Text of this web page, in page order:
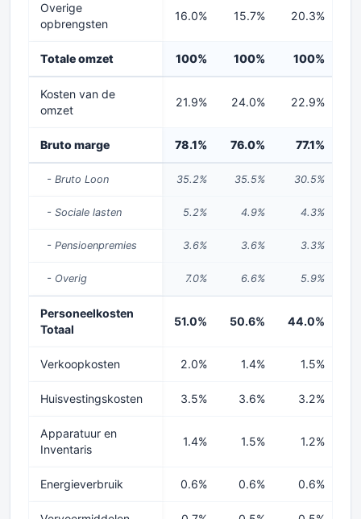
Overige
opbrengsten
16.0% 15.7% 20.3%
Totale omzet 100% 100% 100%
Kosten van de
omzet
21.9% 24.0% 22.9%
Bruto marge 78.1% 76.0% 77.1%
- Bruto Loon 35.2% 35.5% 30.5%
- Sociale lasten 5.2% 4.9% 4.3%
- Pensioenpremies 3.6% 3.6% 3.3%
- Overig 7.0% 6.6% 5.9%
Personeelkosten
Totaal
51.0% 50.6% 44.0%
Verkoopkosten 2.0% 1.4% 1.5%
Huisvestingskosten 3.5% 3.6% 3.2%
Apparatuur en
Inventaris
1.4% 1.5% 1.2%
Energieverbruik 0.6% 0.6% 0.6%